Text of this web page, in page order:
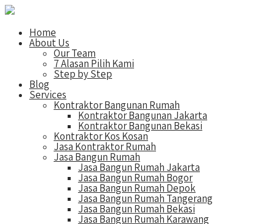
Home
About Us
Our Team
7 Alasan Pilih Kami
Step by Step
Blog
Services
Kontraktor Bangunan Rumah
Kontraktor Bangunan Jakarta
Kontraktor Bangunan Bekasi
Kontraktor Kos Kosan
Jasa Kontraktor Rumah
Jasa Bangun Rumah
Jasa Bangun Rumah Jakarta
Jasa Bangun Rumah Bogor
Jasa Bangun Rumah Depok
Jasa Bangun Rumah Tangerang
Jasa Bangun Rumah Bekasi
Jasa Bangun Rumah Karawang